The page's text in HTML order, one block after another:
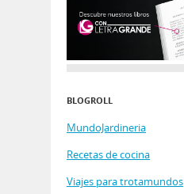
BLOGROLL
MundoJardineria
Recetas de cocina
Viajes para trotamundos